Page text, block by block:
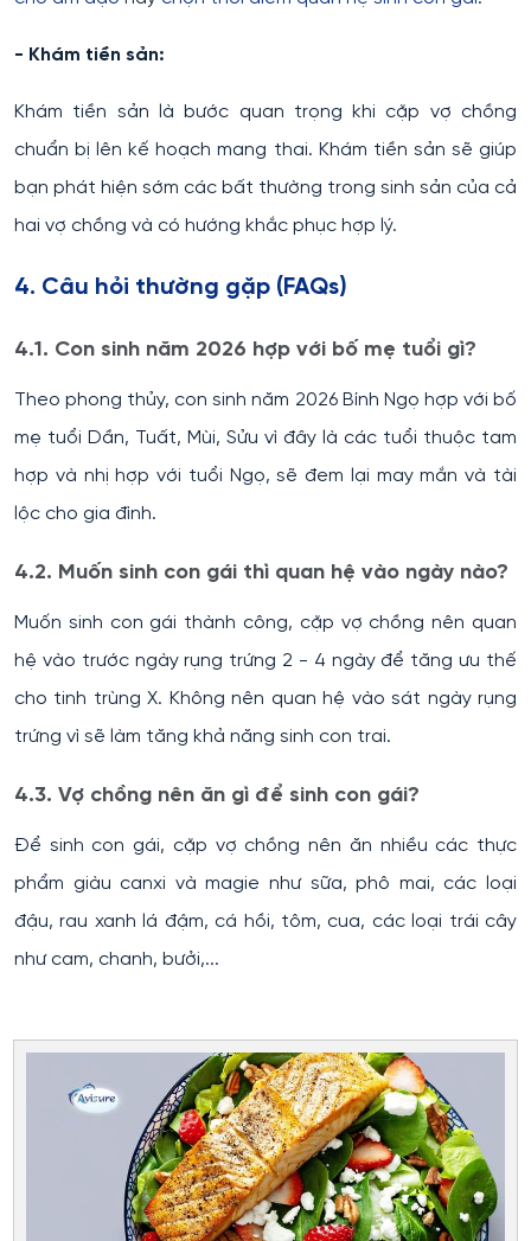
- Khám tiền sản:
Khám tiền sản là bước quan trọng khi cặp vợ chồng
chuẩn bị lên kế hoạch mang thai. Khám tiền sản sẽ giúp
bạn phát hiện sớm các bất thường trong sinh sản của cả
hai vợ chồng và có hướng khắc phục hợp lý.
4. Câu hỏi thường gặp (FAQs)
4.1. Con sinh năm 2026 hợp với bố mẹ tuổi gì?
Theo phong thủy, con sinh năm 2026 Bính Ngọ hợp với bố
mẹ tuổi Dần, Tuất, Mùi, Sửu vì đây là các tuổi thuộc tam
hợp và nhị hợp với tuổi Ngọ, sẽ đem lại may mắn và tài
lộc cho gia đình.
4.2. Muốn sinh con gái thì quan hệ vào ngày nào?
Muốn sinh con gái thành công, cặp vợ chồng nên quan
hệ vào trước ngày rụng trứng 2 - 4 ngày để tăng ưu thế
cho tinh trùng X. Không nên quan hệ vào sát ngày rụng
trứng vì sẽ làm tăng khả năng sinh con trai.
4.3. Vợ chồng nên ăn gì để sinh con gái?
Để sinh con gái, cặp vợ chồng nên ăn nhiều các thực
phẩm giàu canxi và magie như sữa, phô mai, các loại
đậu, rau xanh lá đậm, cá hồi, tôm, cua, các loại trái cây
như cam, chanh, bưởi,...